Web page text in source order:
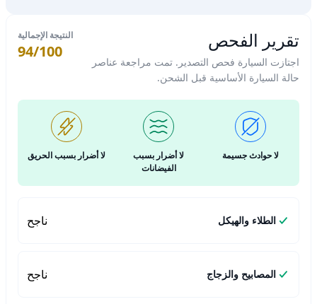
تقرير الفحص
اجتازت السيارة فحص التصدير. تمت مراجعة عناصر
حالة السيارة الأساسية قبل الشحن.
النتيجة الإجمالية
94/100
لا حوادث جسيمة
لا أضرار بسبب
الفيضانات
لا أضرار بسبب الحريق
الطلاء والهيكل ناجح
المصابيح والزجاج ناجح